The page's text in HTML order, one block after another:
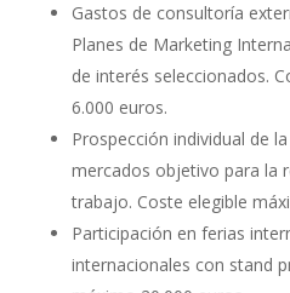
Gastos de consultoría
Planes de Marketing
de interés seleccionados.
6.000 euros.
Prospección individual de
mercados objetivo para la
trabajo. Coste elegible
Participación en ferias
internacionales con stand